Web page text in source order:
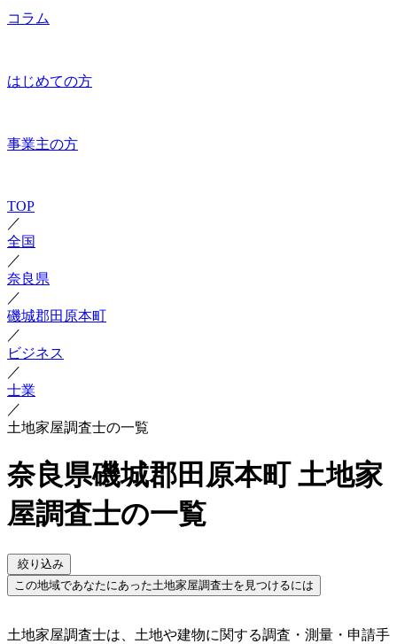
コラム
はじめての方
事業主の方
TOP
／
全国
／
奈良県
／
磯城郡田原本町
／
ビジネス
／
士業
／
土地家屋調査士の一覧
奈良県磯城郡田原本町 土地家
屋調査士の一覧
絞り込み
この地域であなたにあった土地家屋調査士を見つけるには
土地家屋調査士は、土地や建物に関する調査・測量・申請手